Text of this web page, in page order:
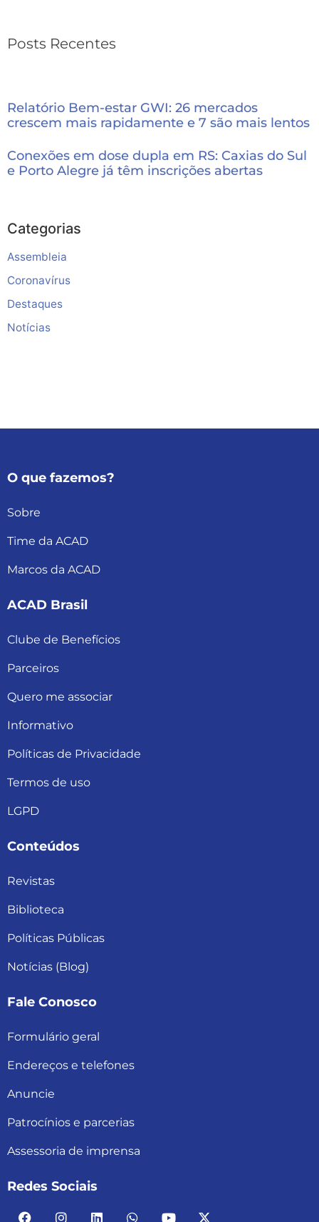
Posts Recentes
Relatório Bem-estar GWI: 26 mercados
crescem mais rapidamente e 7 são mais lentos
Conexões em dose dupla em RS: Caxias do Sul
e Porto Alegre já têm inscrições abertas
Categorias
Assembleia
Coronavírus
Destaques
Notícias
O que fazemos?
Sobre
Time da ACAD
Marcos da ACAD
ACAD Brasil
Clube de Benefícios
Parceiros
Quero me associar
Informativo
Políticas de Privacidade
Termos de uso
LGPD
Conteúdos
Revistas
Biblioteca
Políticas Públicas
Notícias (Blog)
Fale Conosco
Formulário geral
Endereços e telefones
Anuncie
Patrocínios e parcerias
Assessoria de imprensa
Redes Sociais